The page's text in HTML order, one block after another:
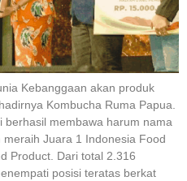
Kebanggaan akan produk
Kombucha Ruma Papua.
berhasil membawa harum nama
Juara 1 Indonesia Food
Product. Dari total 2.316
posisi teratas berkat